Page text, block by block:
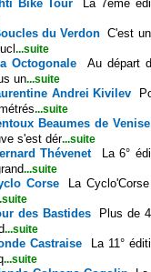
Bike Tour La 7ème
du Verdon C'est
...suite
Octogonale
Au départ
un...suite
Andrei Kivilev
...suite
Beaumes de Venise
s'est dér...suite
Thévenet
La 6°
...suite
Corse
La
des Bastides
Plus de
...suite
Castraise
La 11°
...suite